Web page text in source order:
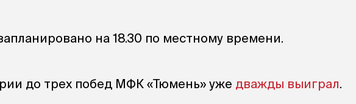
на 18.30 по местному времени.
до трех побед МФК «Тюмень» уже дважды выиграл.